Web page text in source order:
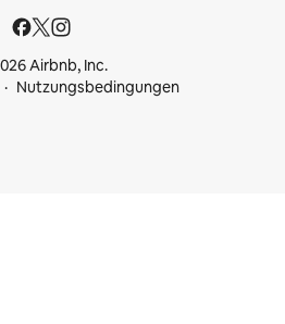
Airbnb, Inc.
Nutzungsbedingungen